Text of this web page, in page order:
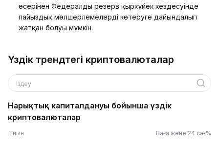
әсерінен Федералды резерв қыркүйек кездесуінде
пайыздық мөлшерлемелерді көтеруге дайындалып
жатқан болуы мүмкін.
Үздік трендтегі криптовалюталар
Іздеу
Нарықтық капиталдануы бойынша үздік
криптовалюталар
Тиын Баға және 24 сағ%